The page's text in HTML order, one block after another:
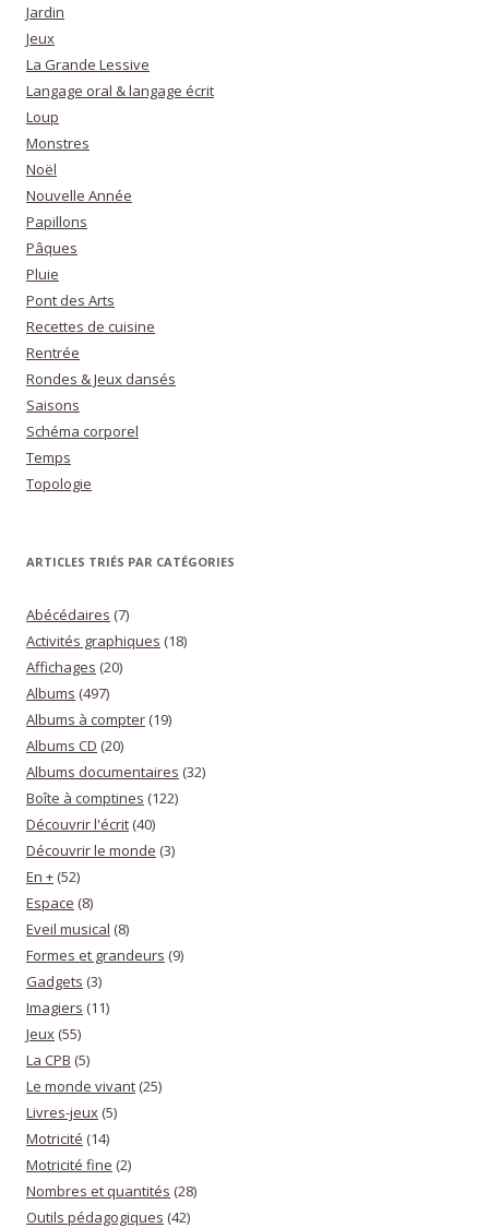
Jardin
Jeux
La Grande Lessive
Langage oral & langage écrit
Loup
Monstres
Noël
Nouvelle Année
Papillons
Pâques
Pluie
Pont des Arts
Recettes de cuisine
Rentrée
Rondes & Jeux dansés
Saisons
Schéma corporel
Temps
Topologie
ARTICLES TRIÉS PAR CATÉGORIES
Abécédaires (7)
Activités graphiques (18)
Affichages (20)
Albums (497)
Albums à compter (19)
Albums CD (20)
Albums documentaires (32)
Boîte à comptines (122)
Découvrir l'écrit (40)
Découvrir le monde (3)
En + (52)
Espace (8)
Eveil musical (8)
Formes et grandeurs (9)
Gadgets (3)
Imagiers (11)
Jeux (55)
La CPB (5)
Le monde vivant (25)
Livres-jeux (5)
Motricité (14)
Motricité fine (2)
Nombres et quantités (28)
Outils pédagogiques (42)